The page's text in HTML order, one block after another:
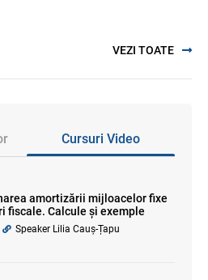
VEZI TOATE
Cursuri Video
amortizării mijloacelor fixe
fiscale. Calcule și exemple
Speaker Lilia Cauș-Țapu